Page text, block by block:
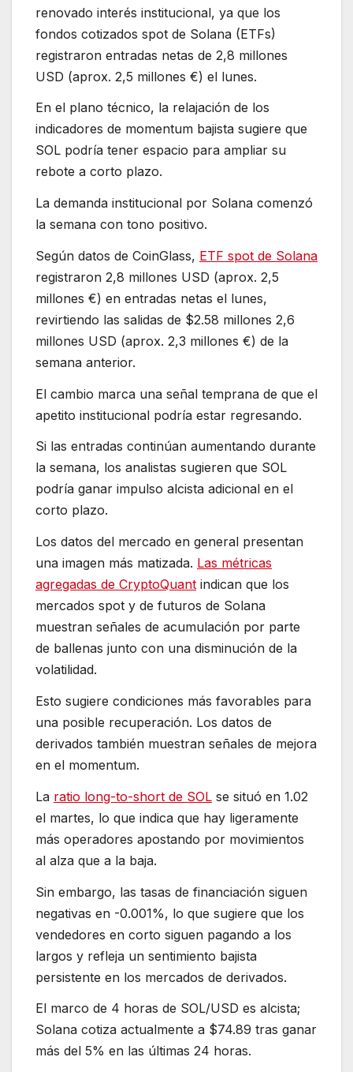
renovado interés institucional, ya que los
fondos cotizados spot de Solana (ETFs)
registraron entradas netas de 2,8 millones
USD (aprox. 2,5 millones €) el lunes.
En el plano técnico, la relajación de los
indicadores de momentum bajista sugiere que
SOL podría tener espacio para ampliar su
rebote a corto plazo.
La demanda institucional por Solana comenzó
la semana con tono positivo.
Según datos de CoinGlass, ETF spot de Solana
registraron 2,8 millones USD (aprox. 2,5
millones €) en entradas netas el lunes,
revirtiendo las salidas de $2.58 millones 2,6
millones USD (aprox. 2,3 millones €) de la
semana anterior.
El cambio marca una señal temprana de que el
apetito institucional podría estar regresando.
Si las entradas continúan aumentando durante
la semana, los analistas sugieren que SOL
podría ganar impulso alcista adicional en el
corto plazo.
Los datos del mercado en general presentan
una imagen más matizada. Las métricas
agregadas de CryptoQuant indican que los
mercados spot y de futuros de Solana
muestran señales de acumulación por parte
de ballenas junto con una disminución de la
volatilidad.
Esto sugiere condiciones más favorables para
una posible recuperación. Los datos de
derivados también muestran señales de mejora
en el momentum.
La ratio long-to-short de SOL se situó en 1.02
el martes, lo que indica que hay ligeramente
más operadores apostando por movimientos
al alza que a la baja.
Sin embargo, las tasas de financiación siguen
negativas en -0.001%, lo que sugiere que los
vendedores en corto siguen pagando a los
largos y refleja un sentimiento bajista
persistente en los mercados de derivados.
El marco de 4 horas de SOL/USD es alcista;
Solana cotiza actualmente a $74.89 tras ganar
más del 5% en las últimas 24 horas.